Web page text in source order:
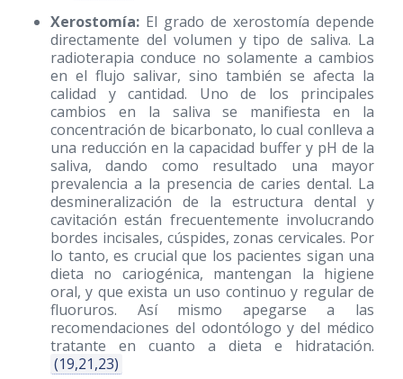
Xerostomía: El grado de xerostomía depende
directamente del volumen y tipo de saliva. La
radioterapia conduce no solamente a cambios
en el flujo salivar, sino también se afecta la
calidad y cantidad. Uno de los principales
cambios en la saliva se manifiesta en la
concentración de bicarbonato, lo cual conlleva a
una reducción en la capacidad buffer y pH de la
saliva, dando como resultado una mayor
prevalencia a la presencia de caries dental. La
desmineralización de la estructura dental y
cavitación están frecuentemente involucrando
bordes incisales, cúspides, zonas cervicales. Por
lo tanto, es crucial que los pacientes sigan una
dieta no cariogénica, mantengan la higiene
oral, y que exista un uso continuo y regular de
fluoruros. Así mismo apegarse a las
recomendaciones del odontólogo y del médico
tratante en cuanto a dieta e hidratación.
(19,21,23)